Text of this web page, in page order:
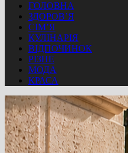
ГОЛОВНА
ЗДОРОВ’Я
СІМ’Я
КУЛІНАРІЯ
ВІДПОЧИНОК
РІЗНЕ
МОДА
КРАСА